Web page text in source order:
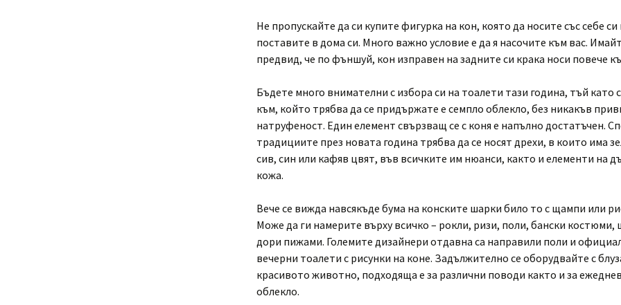
Не пропускайте да си купите фигурка на кон, която да носите със себе си
поставите в дома си. Много важно условие е да я насочите към вас.
предвид, че по фъншуй, кон изправен на задните си крака носи повече
Бъдете много внимателни с избора си на тоалети тази година, тъй като
към, който трябва да се придържате е семпло облекло, без никакъв
натруфеност. Един елемент свързващ се с коня е напълно достатъчен.
традициите през новата година трябва да се носят дрехи, в които има
сив, син или кафяв цвят, във всичките им нюанси, както и елементи на
кожа.
Вече се вижда навсякъде бума на конските шарки било то с щампи или
Може да ги намерите върху всичко – рокли, ризи, поли, бански костюми,
дори пижами. Големите дизайнери отдавна са направили поли и
вечерни тоалети с рисунки на коне. Задължително се оборудвайте с
красивото животно, подходяща е за различни поводи както и за
облекло.